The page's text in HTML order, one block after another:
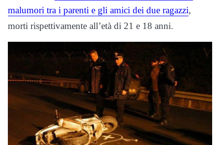
malumori tra i parenti e gli amici dei due ragazzi,
morti rispettivamente all’età di 21 e 18 anni.